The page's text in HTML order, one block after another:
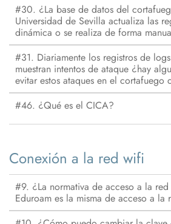
#30. ¿La base de datos del
Universidad de Sevilla actualiza las
dinámica o se realiza de forma
#31. Diariamente los registros de
muestran intentos de ataque ¿hay
evitar estos ataques en el cortafuego
#46. ¿Qué es el CICA?
Conexión a la red wifi
#9. ¿La normativa de acceso a la
Eduroam es la misma de acceso a la